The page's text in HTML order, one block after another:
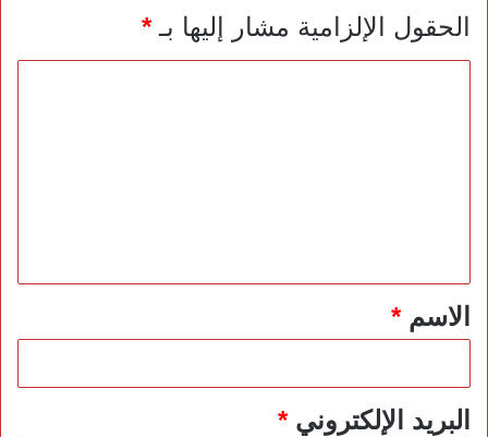
الحقول الإلزامية مشار إليها بـ*
*الاسم*
البريد الإلكتروني*